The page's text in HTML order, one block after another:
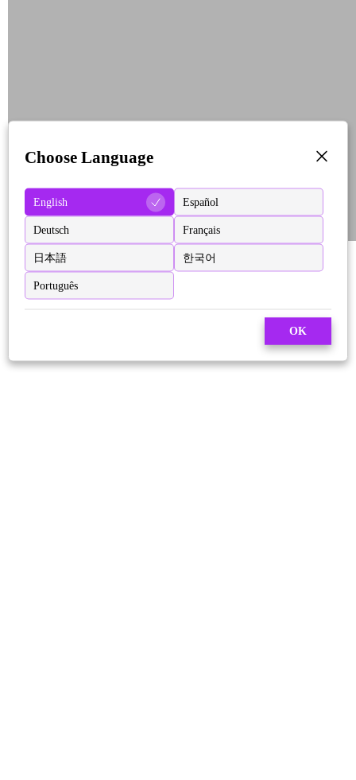
Choose Language
English Español
Deutsch Français
日本語 한국어
Português
OK